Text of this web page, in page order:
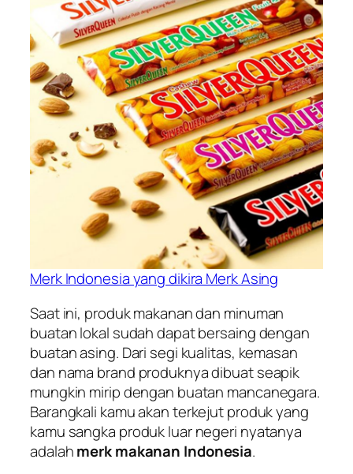
Merk Indonesia yang dikira Merk Asing
Saat ini, produk makanan dan minuman
buatan lokal sudah dapat bersaing dengan
buatan asing. Dari segi kualitas, kemasan
dan nama brand produknya dibuat seapik
mungkin mirip dengan buatan mancanegara.
Barangkali kamu akan terkejut produk yang
kamu sangka produk luar negeri nyatanya
adalahmerk makanan Indonesia.